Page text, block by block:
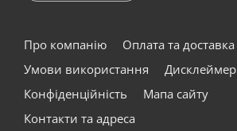
Про компанію
Оплата та доставка
Умови використання
Дисклеймер
Конфіденційність
Мапа сайту
Контакти та адреса